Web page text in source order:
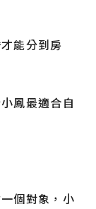
能分到房
鳳最適合自
個對象，小